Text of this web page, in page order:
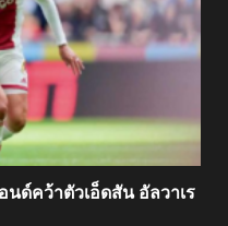
ด์คว้าตัวเอ็ดสัน อัลวาเร